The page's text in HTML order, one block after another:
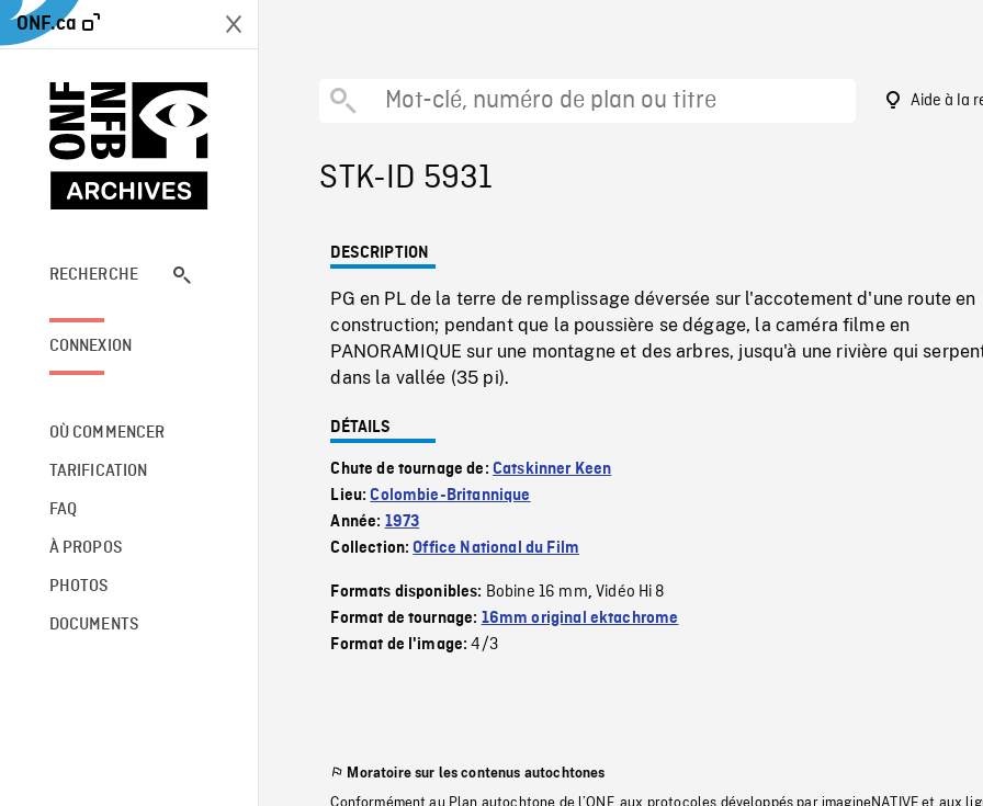
ONF.ca
RECHERCHE
CONNEXION
OÙ COMMENCER
TARIFICATION
FAQ
À PROPOS
PHOTOS
DOCUMENTS
Aide à la
STK-ID 5931
DESCRIPTION
PG en PL de la terre de remplissage déversée sur l'accotement d'une route en
construction; pendant que la poussière se dégage, la caméra filme en
PANORAMIQUE sur une montagne et des arbres, jusqu'à une rivière qui
dans la vallée (35 pi).
DÉTAILS
Chute de tournage de: Catskinner Keen
Lieu:Colombie-Britannique
Année: 1973
Collection:Office National du Film
Formats disponibles: Bobine 16 mm,Vidéo Hi 8
Format de tournage: 16mm original ektachrome
Format de l'image:4/3
Moratoire sur les contenus autochtones
Conformément au Plan autochtone de l’ONF, aux protocoles développés par imagineNATIVE et aux